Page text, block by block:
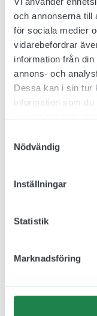
och annonserna till
för sociala medier
vidarebefordrar
information från
annons- och
Dessa kan i sin tur
information som
Nödvändig
Inställningar
Statistik
Marknadsföring
Parkeringsskylt
jcgt335